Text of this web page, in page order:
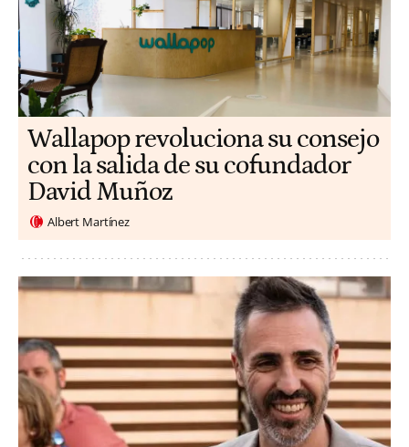
Wallapop revoluciona su consejo
con la salida de su cofundador
David Muñoz
Albert Martínez